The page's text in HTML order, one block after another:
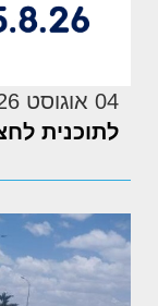
04 אוגוסט 2026
לתוכנית